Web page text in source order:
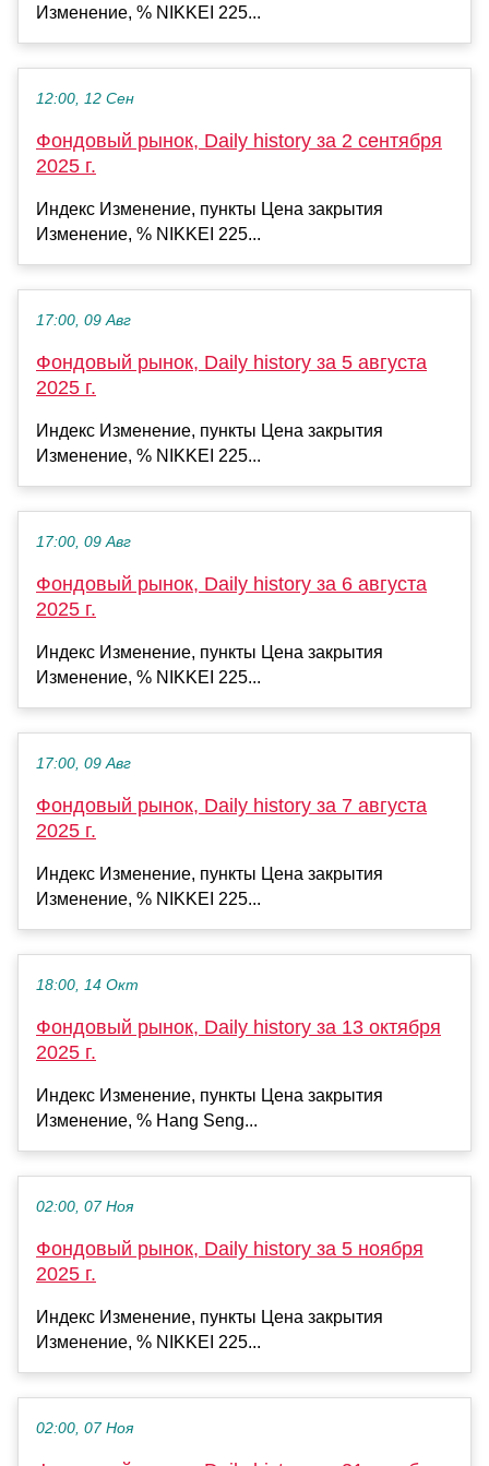
Изменение, % NIKKEI 225...
12:00, 12 Сен
Фондовый рынок, Daily history за 2 сентября
2025 г.
Индекс Изменение, пункты Цена закрытия
Изменение, % NIKKEI 225...
17:00, 09 Авг
Фондовый рынок, Daily history за 5 августа
2025 г.
Индекс Изменение, пункты Цена закрытия
Изменение, % NIKKEI 225...
17:00, 09 Авг
Фондовый рынок, Daily history за 6 августа
2025 г.
Индекс Изменение, пункты Цена закрытия
Изменение, % NIKKEI 225...
17:00, 09 Авг
Фондовый рынок, Daily history за 7 августа
2025 г.
Индекс Изменение, пункты Цена закрытия
Изменение, % NIKKEI 225...
18:00, 14 Окт
Фондовый рынок, Daily history за 13 октября
2025 г.
Индекс Изменение, пункты Цена закрытия
Изменение, % Hang Seng...
02:00, 07 Ноя
Фондовый рынок, Daily history за 5 ноября
2025 г.
Индекс Изменение, пункты Цена закрытия
Изменение, % NIKKEI 225...
02:00, 07 Ноя